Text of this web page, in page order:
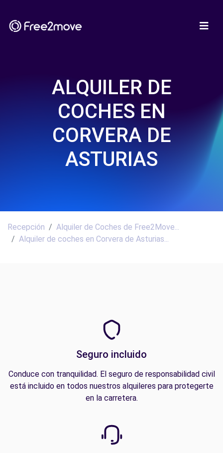
ALQUILER DE
COCHES EN
CORVERA DE
ASTURIAS
Recepción
Alquiler de Coches de Free2Move...
Alquiler de coches en Corvera de Asturias...
Seguro incluido
Conduce con tranquilidad. El seguro de responsabilidad civil
está incluido en todos nuestros alquileres para protegerte
en la carretera.